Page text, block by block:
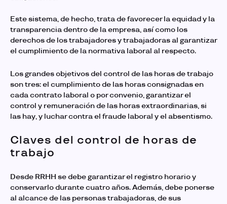
Este sistema, de hecho, trata de favorecer la equidad y la
transparencia dentro de la empresa, así como los
derechos de los trabajadores y trabajadoras al garantizar
el cumplimiento de la normativa laboral al respecto.
Los grandes objetivos del control de las horas de trabajo
son tres: el cumplimiento de las horas consignadas en
cada contrato laboral o por convenio, garantizar el
control y remuneración de las horas extraordinarias, si
las hay, y luchar contra el fraude laboral y el absentismo.
Claves del control de horas de
trabajo
Desde RRHH se debe garantizar el registro horario y
conservarlo durante cuatro años. Además, debe ponerse
al alcance de las personas trabajadoras, de sus